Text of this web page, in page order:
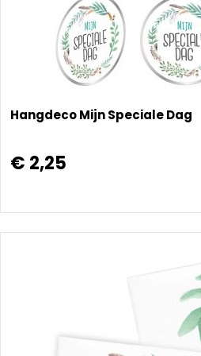
Hangdeco Mijn Speciale Dag
€ 2,25